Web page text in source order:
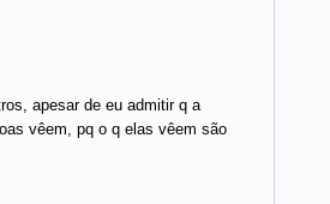
apesar de eu admitir q a
vêem, pq o q elas vêem são